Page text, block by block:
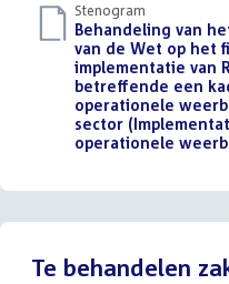
Stenogram
Download
bestand:
Behandeling van
van de Wet op het
implementatie van
betreffende een
operationele
sector
operationele
Te behandelen